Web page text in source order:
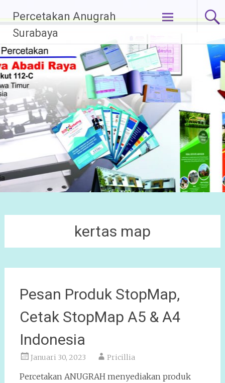
Percetakan Anugrah
Surabaya
Lompat
ke
kertas map
Pesan Produk StopMap,
Cetak StopMap A5 & A4
Indonesia
Januari 30, 2023 Pricillia
Percetakan ANUGRAH menyediakan produk